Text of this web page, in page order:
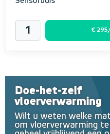
€
Doe-het-zelf
vloerverwarming
Wilt u weten welke
om vloerverwarming